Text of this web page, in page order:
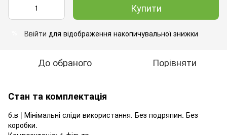
Купити
Ввійти для відображення накопичувальної знижки
До обраного Порівняти
Стан та комплектація
б.в | Мінімальні сліди використання. Без подряпин. Без
коробки.